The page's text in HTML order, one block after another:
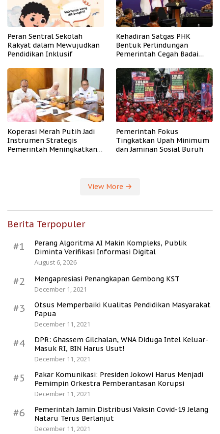
Peran Sentral Sekolah
Rakyat dalam Mewujudkan
Pendidikan Inklusif
Kehadiran Satgas PHK
Bentuk Perlindungan
Pemerintah Cegah Badai
Koperasi Merah Putih Jadi
Instrumen Strategis
Pemerintah Meningkatkan
Pemerintah Fokus
Tingkatkan Upah Minimum
dan Jaminan Sosial Buruh
View More
Berita Terpopuler
#1
Perang Algoritma AI Makin Kompleks, Publik
Diminta Verifikasi Informasi Digital
August 6, 2026
#2
Mengapresiasi Penangkapan Gembong KST
December 1, 2021
#3
Otsus Memperbaiki Kualitas Pendidikan Masyarakat
Papua
December 11, 2021
#4
DPR: Ghassem Gilchalan, WNA Diduga Intel Keluar-
Masuk RI, BIN Harus Usut!
December 11, 2021
#5
Pakar Komunikasi: Presiden Jokowi Harus Menjadi
Pemimpin Orkestra Pemberantasan Korupsi
December 11, 2021
#6
Pemerintah Jamin Distribusi Vaksin Covid-19 Jelang
Nataru Terus Berlanjut
December 11, 2021